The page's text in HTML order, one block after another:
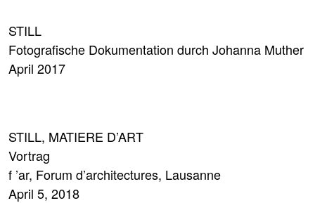
STILL
Fotografische Dokumentation durch Johanna Muther
April 2017
STILL, MATIERE D’ART
Vortrag
f ’ar, Forum d’architectures, Lausanne
April 5, 2018